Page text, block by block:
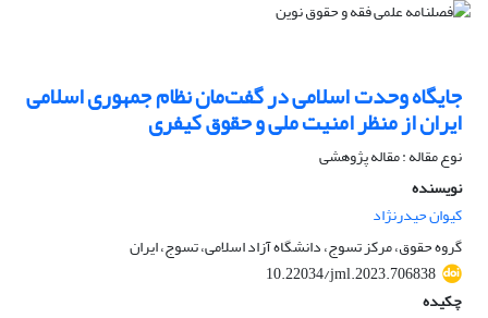
جایگاه وحدت اسلامی در گفت‌مان نظام جمهوری اسلامی
ایران از منظر امنیت ملی و حقوق کیفری
نوع مقاله : مقاله پژوهشی
نویسنده
کیوان حیدرنژاد
گروه حقوق، مرکز تسوج، دانشگاه آزاد اسلامی، تسوج، ایران
10.22034/jml.2023.706838
چکیده